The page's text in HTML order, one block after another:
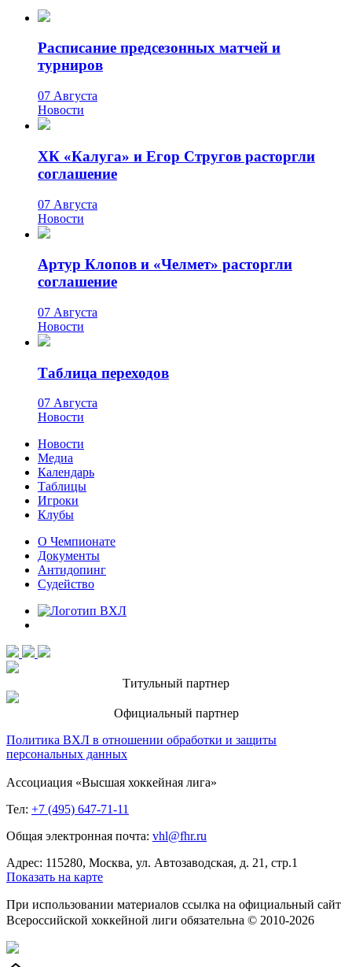
Расписание предсезонных матчей и
турниров
07 Августа
Новости
ХК «Калуга» и Егор Стругов расторгли
соглашение
07 Августа
Новости
Артур Клопов и «Челмет» расторгли
соглашение
07 Августа
Новости
Таблица переходов
07 Августа
Новости
Новости
Медиа
Календарь
Таблицы
Игроки
Клубы
О Чемпионате
Документы
Антидопинг
Судейство
Титульный партнер
Официальный партнер
Политика ВХЛ в отношении обработки и защиты
персональных данных
Ассоциация «Высшая хоккейная лига»
Тел: +7 (495) 647-71-11
Общая электронная почта: vhl@fhr.ru
Адрес: 115280, Москва, ул. Автозаводская, д. 21, стр.1
Показать на карте
При использовании материалов ссылка на официальный сайт
Всероссийской хоккейной лиги обязательна © 2010-2026